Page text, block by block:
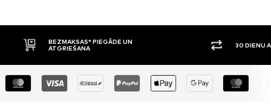
BEZMAKSAS* PIEGĀDE UN
ATGRIEŠANA
30 DIENU